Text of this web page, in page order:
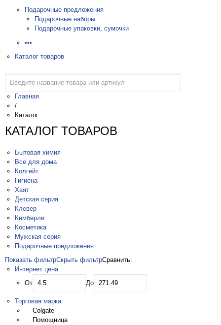
Подарочные предложения
Подарочные наборы
Подарочные упаковки, сумочки
•••
Каталог товаров
Главная
/
Каталог
КАТАЛОГ ТОВАРОВ
Бытовая химия
Все для дома
Колгейт
Гигиена
Хаят
Детская серия
Клевер
Кимберли
Косметика
Мужская серия
Подарочные предложения
Показать фильтрСкрыть фильтрСравнить:
Интернет цена
От
До
Торговая марка
Colgate
Помощница